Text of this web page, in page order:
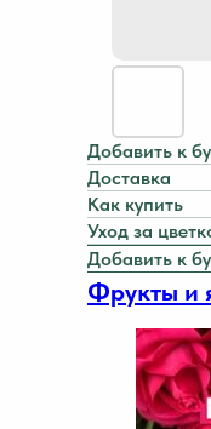
Добавить к
Доставка
Как купить
Уход за
Добавить к
Фрукты и